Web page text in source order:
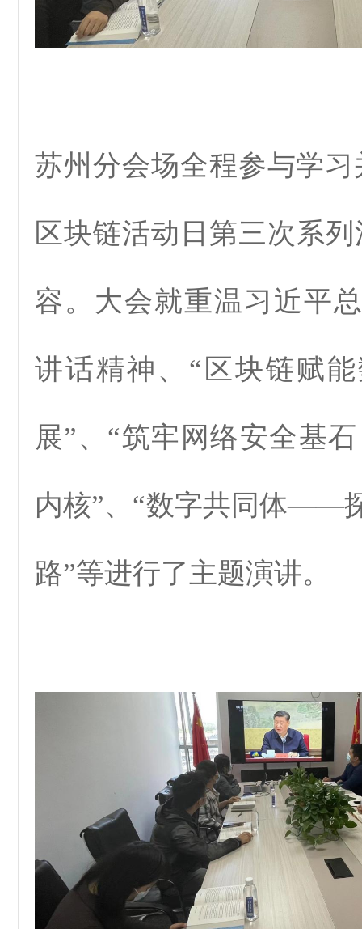
苏州分会场全程参与学习
区块链活动日第三次系
容。大会就重温习近平
讲话精神、“区块链赋
展”、“筑牢网络安全基
内核”、“数字共同体——
路”等进行了主题演讲。